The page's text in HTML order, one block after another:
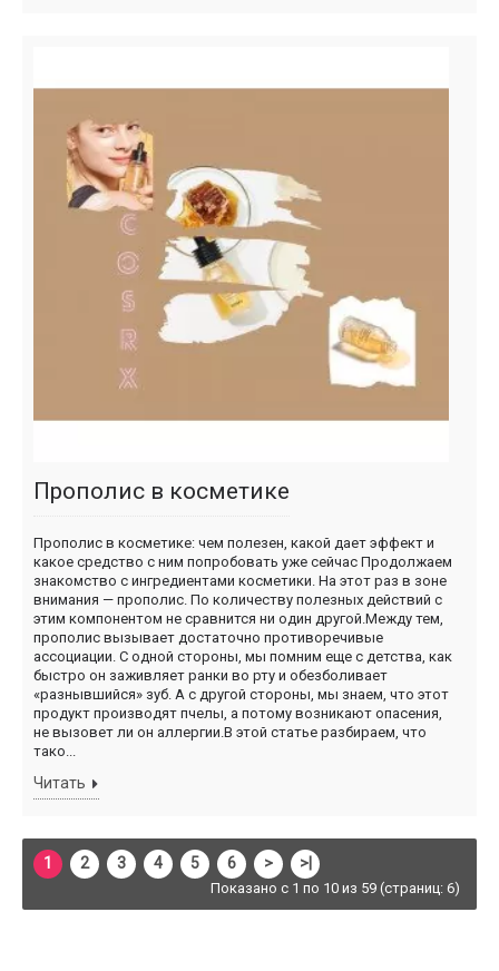
Прополис в косметике
Прополис в косметике: чем полезен, какой дает эффект и
какое средство c ним попробовать уже сейчас Продолжаем
знакомство с ингредиентами косметики. На этот раз в зоне
внимания — прополис. По количеству полезных действий с
этим компонентом не сравнится ни один другой.Между тем,
прополис вызывает достаточно противоречивые
ассоциации. С одной стороны, мы помним еще с детства, как
быстро он заживляет ранки во рту и обезболивает
«разнывшийся» зуб. А с другой стороны, мы знаем, что этот
продукт производят пчелы, а потому возникают опасения,
не вызовет ли он аллергии.В этой статье разбираем, что
тако...
Читать
1 2 3 4 5 6 > >|
Показано с 1 по 10 из 59 (страниц: 6)